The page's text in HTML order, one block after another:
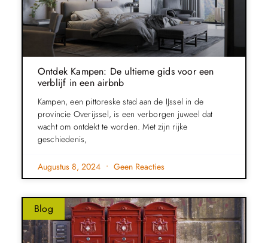
Ontdek Kampen: De ultieme gids voor een
verblijf in een airbnb
Kampen, een pittoreske stad aan de IJssel in de
provincie Overijssel, is een verborgen juweel dat
wacht om ontdekt te worden. Met zijn rijke
geschiedenis,
Augustus 8, 2024 Geen Reacties
Blog